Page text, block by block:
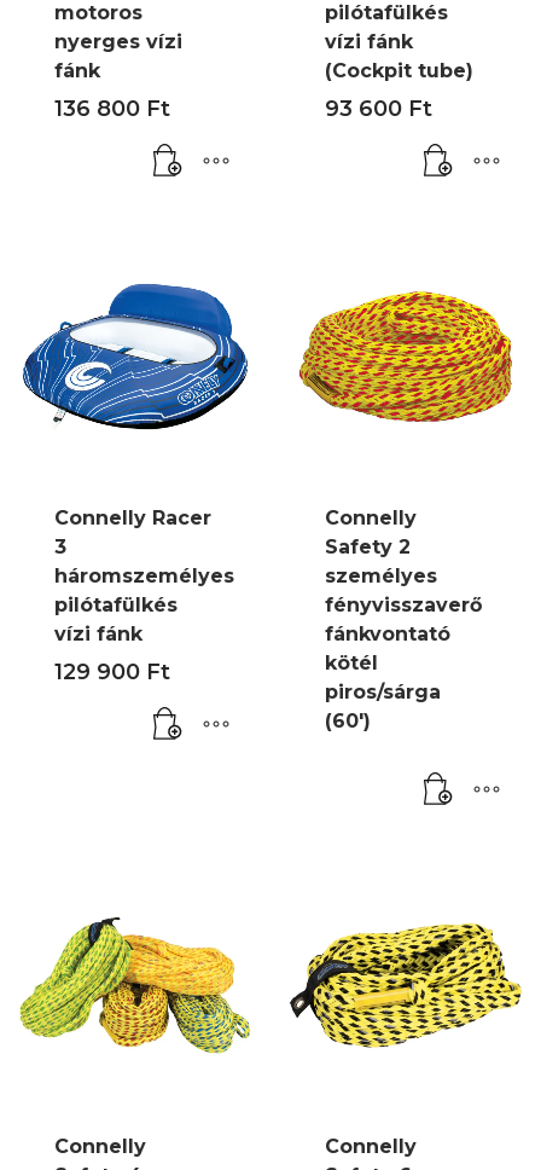
motoros
nyerges vízi
fánk
136 800 Ft
pilótafülkés
vízi fánk
(Cockpit tube)
93 600 Ft
Connelly Racer
3
háromszemélyes
pilótafülkés
vízi fánk
129 900 Ft
Connelly
Safety 2
személyes
fényvisszaverő
fánkvontató
kötél
piros/sárga
(60′)
Connelly
Connelly